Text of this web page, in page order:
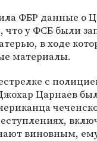
ФБР данные о
что у ФСБ были
в ходе
материалы.
с
Царнаев
виновным,